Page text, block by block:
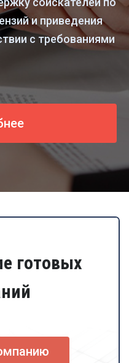
и приведения
с требованиями
готовых